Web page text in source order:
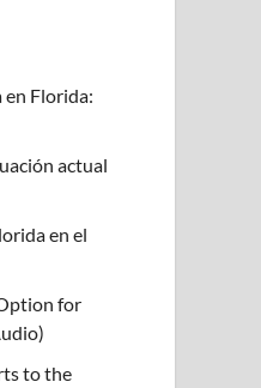
en Florida:
actual
en el
for
to the